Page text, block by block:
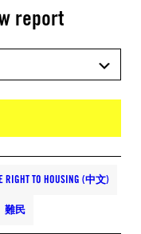
report
RIGHT TO HOUSING (中文)
難民